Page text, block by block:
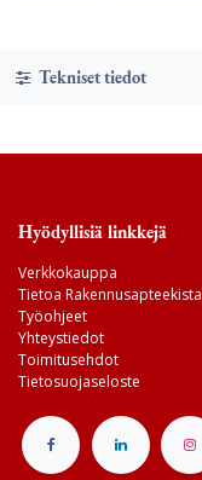
Tekniset tiedot
Hyödyllisiä linkkejä
Verkkokauppa
Tietoa Rakennusapteekista
Työohjeet
Yhteystiedot
Toimitusehdot
Tietosuojaseloste